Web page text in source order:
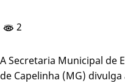
2
A Secretaria Municipal de
de Capelinha (MG)